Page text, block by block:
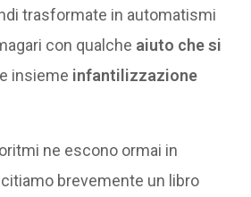
trasformate in automatismi
con qualche aiuto che si
e insieme infantilizzazione
ne escono ormai in
brevemente un libro